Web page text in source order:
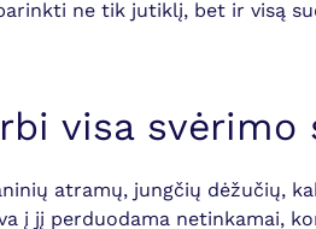
ne tik jutiklį, bet ir visą
visa svėrimo
atramų, jungčių dėžučių,
į jį perduodama netinkamai,